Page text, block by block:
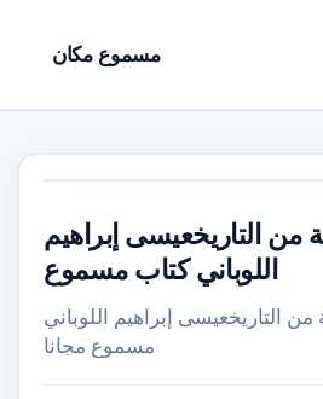
مسموع مكان
التاريخعيسى إبراهيم
اللوباني كتاب مسموع
التاريخعيسى إبراهيم اللوباني
مسموع مجانا